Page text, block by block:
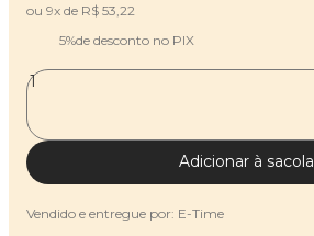
ou 9x de R$ 53 22
5%de desconto no PIX
Adicionar à sacola
Vendido e entregue por: E-Time